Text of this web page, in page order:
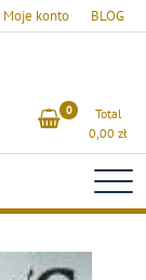
Moje konto BLOG
0
Total
0,00 zł